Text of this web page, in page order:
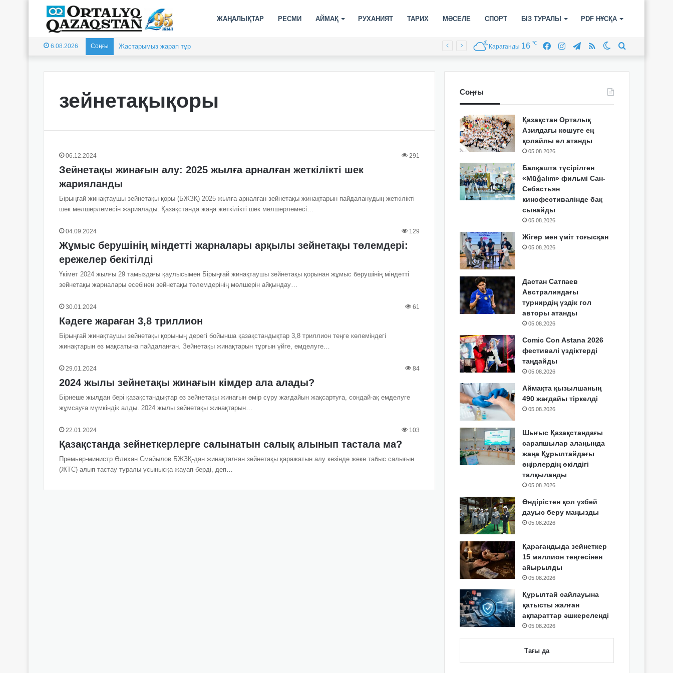
ЖАҢАЛЫҚТАР РЕСМИ АЙМАҚ РУХАНИЯТ ТАРИХ МӘСЕЛЕ СПОРТ БІЗ ТУРАЛЫ PDF НҰСҚА
6.08.2026 Соңғы Жастарымыз жарап тұр Switch
RSS
Telegram
Instagram
Facebook
Қарағанды 16 ℃
зейнетақықоры
06.12.2024 291
Зейнетақы жинағын алу: 2025 жылға арналған жеткілікті шек
жарияланды
Бірыңғай жинақтаушы зейнетақы қоры (БЖЗҚ) 2025 жылға арналған зейнетақы жинақтарын пайдаланудың жеткілікті
шек мөлшерлемесін жариялады. Қазақстанда жаңа жеткілікті шек мөлшерлемесі…
04.09.2024 129
Жұмыс берушінің міндетті жарналары арқылы зейнетақы төлемдері:
ережелер бекітілді
Үкімет 2024 жылғы 29 тамыздағы қаулысымен Бірыңғай жинақтаушы зейнетақы қорынан жұмыс берушінің міндетті
зейнетақы жарналары есебінен зейнетақы төлемдерінің мөлшерін айқындау…
30.01.2024 61
Кәдеге жараған 3,8 триллион
Бірыңғай жинақтаушы зейнетақы қорының дерегі бойынша қазақстандықтар 3,8 триллион теңге көлеміндегі
жинақтарын өз мақсатына пайдаланған. Зейнетақы жинақтарын тұрғын үйге, емделуге…
29.01.2024 84
2024 жылы зейнетақы жинағын кімдер ала алады?
Бірнеше жылдан бері қазақстандықтар өз зейнетақы жинағын өмір сүру жағдайын жақсартуға, сондай-ақ емделуге
жұмсауға мүмкіндік алды. 2024 жылы зейнетақы жинақтарын…
22.01.2024 103
Қазақстанда зейнеткерлерге салынатын салық алынып тастала ма?
Премьер-министр Әлихан Смайылов БЖЗҚ-дан жинақталған зейнетақы қаражатын алу кезінде жеке табыс салығын
(ЖТС) алып тастау туралы ұсынысқа жауап берді, деп…
Соңғы
Қазақстан Орталық
Азиядағы көшуге ең
қолайлы ел атанды
05.08.2026
Балқашта түсірілген
«Mūğalım» фильмі Сан-
Себастьян
кинофестивалінде бақ
сынайды
05.08.2026
Жігер мен үміт тоғысқан
05.08.2026
Дастан Сатпаев
Австралиядағы
турнирдің үздік гол
авторы атанды
05.08.2026
Comic Con Astana 2026
фестивалі үздіктерді
таңдайды
05.08.2026
Аймақта қызылшаның
490 жағдайы тіркелді
05.08.2026
Шығыс Қазақстандағы
сарапшылар алаңында
жаңа Құрылтайдағы
өңірлердің өкілдігі
талқыланды
05.08.2026
Өндірістен қол үзбей
дауыс беру маңызды
05.08.2026
Қарағандыда зейнеткер
15 миллион теңгесінен
айырылды
05.08.2026
Құрылтай сайлауына
қатысты жалған
ақпараттар әшкереленді
05.08.2026
Тағы да